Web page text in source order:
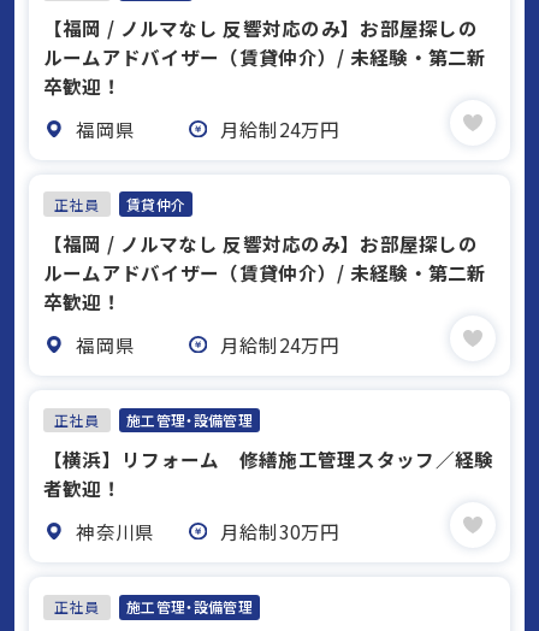
【福岡 / ノルマなし 反響対応のみ】お部屋探しの
ルームアドバイザー（賃貸仲介）/ 未経験・第二新
卒歓迎！
福岡県
月給制24万円
正社員 賃貸仲介
【福岡 / ノルマなし 反響対応のみ】お部屋探しの
ルームアドバイザー（賃貸仲介）/ 未経験・第二新
卒歓迎！
福岡県
月給制24万円
正社員 施工管理・設備管理
【横浜】リフォーム 修繕施工管理スタッフ／経験
者歓迎！
神奈川県
月給制30万円
正社員 施工管理・設備管理